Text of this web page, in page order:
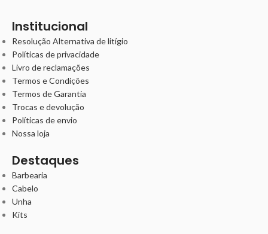
Institucional
Resolução Alternativa de litígio
Políticas de privacidade
Livro de reclamações
Termos e Condições
Termos de Garantia
Trocas e devolução
Políticas de envio
Nossa loja
Destaques
Barbearia
Cabelo
Unha
Kits